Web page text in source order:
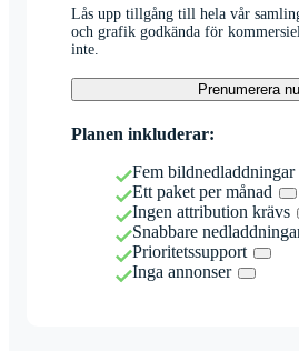
Lås upp tillgång till hela vår
och grafik godkända för
inte.
Prenumerera nu
Planen inkluderar:
Fem bildnedladdningar
Ett paket per månad
Ingen attribution krävs
Snabbare
Prioritetssupport
Inga annonser